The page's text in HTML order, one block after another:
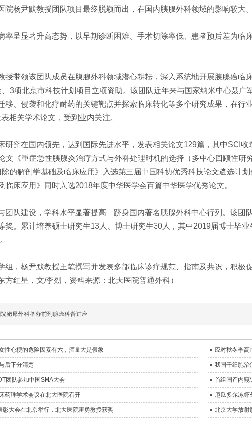
院杨尹默教授团队项目最终脱颖而出，在国内胰腺外科领域的影响较大。
呈显著升高态势，以早期诊断困难、手术切除率低、患者预后差为临
带领该团队成员在胰腺外科领域潜心耕耘，深入系统地开展胰腺癌临
3项北京市科技计划项目立项资助。该团队近年来与国家纳米中心聂广
移、侵袭和化疗耐药的关键靶点并探索临床转化等多个研究成果，在行
相关学术论文，受到业内关注。
究在国内领先，达到国际先进水平，发表相关论文129篇，其中SCI
文《重症急性胰腺炎治疗方式与外科处理时机的选择（多中心回顾性
除的解剖学基础及临床应用》入选第三届中国科协优秀科技论文遴选计
临床应用》同时入选2018年度中华医学会百篇中华医学优秀论文。
队建设，学科水平显著提高，跻身国内著名胰腺外科中心行列。该团
奖。累计培养硕士研究生13人、博士研究生30人，其中2019届博士毕
，杨尹默教授主笔撰写并发表多部临床诊疗规范、指南及共识，积极
方红星，文/李烈，资料来源：北大医院普通外科）
泌尿外科举办前列腺癌科普讲座
性心梗的危险因素有六，酒量大是假象 应对秋冬季高
后下分清楚 我国干细胞治
团队参加中国SMA大会 首组国产内窥
药理学术会议在北大医院召开 厄瓜多尔冻虾
彰大会在北京举行，北大医院霍勇教授获奖 北京大学放射